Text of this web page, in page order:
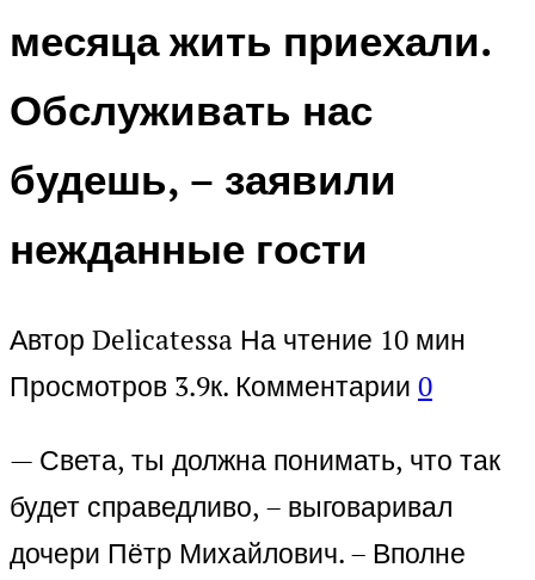
месяца жить приехали.
Обслуживать нас
будешь, – заявили
нежданные гости
Автор Delicatessa На чтение 10 мин
Просмотров 3.9к. Комментарии 0
— Света, ты должна понимать, что так
будет справедливо, – выговаривал
дочери Пётр Михайлович. – Вполне